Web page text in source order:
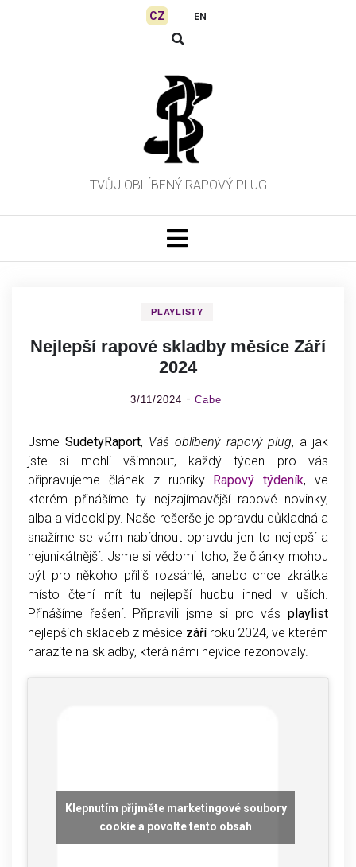
CZ EN
TVŮJ OBLÍBENÝ RAPOVÝ PLUG
PLAYLISTY
Nejlepší rapové skladby měsíce Září
2024
3/11/2024 Cabe
JsmeSudetyRaport, Váš oblíbený rapový plug, a jak
jste si mohli všimnout, každý týden pro vás
připravujeme článek z rubriky Rapový týdeník, ve
kterém přinášíme ty nejzajímavější rapové novinky,
alba a videoklipy. Naše rešerše je opravdu důkladná a
snažíme se vám nabídnout opravdu jen to nejlepší a
nejunikátnější. Jsme si vědomi toho, že články mohou
být pro někoho příliš rozsáhlé, anebo chce zkrátka
místo čtení mít tu nejlepší hudbu ihned v uších.
Přinášíme řešení. Připravili jsme si pro vás playlist
nejlepších skladeb z měsíce záříroku 2024, ve kterém
narazíte na skladby, která námi nejvíce rezonovaly.
Klepnutím přijměte marketingové soubory
cookie a povolte tento obsah